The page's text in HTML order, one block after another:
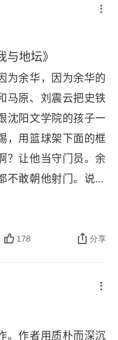
地坛》
为余华，因为余华的
马原、刘震云把史铁
沈阳文学院的孩子一
，用篮球架下面的框
？让他当守门员。余
不敢朝他射门。说完
是中国的作家们真
玩。第二个想到的
他坐了轮椅后，家里
不敢在他面前说。但
意的，守门员都愿
178 分享
。作者用质朴而深沉